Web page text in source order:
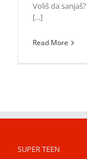
Voliš da
[...]
Read More
SUPER TEEN